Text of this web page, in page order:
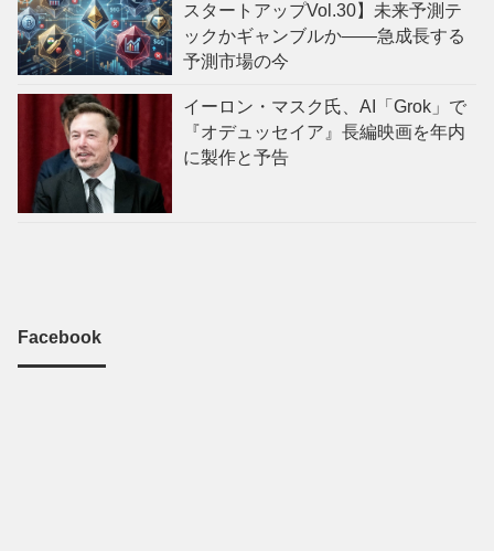
スタートアップVol.30】未来予測テ
ックかギャンブルか——急成長する
予測市場の今
イーロン・マスク氏、AI「Grok」で
『オデュッセイア』長編映画を年内
に製作と予告
Facebook